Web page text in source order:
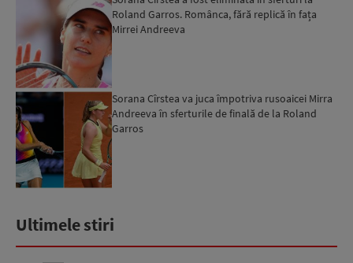
Roland Garros. Românca, fără replică în fața
Mirrei Andreeva
Sorana Cîrstea va juca împotriva rusoaicei Mirra
Andreeva în sferturile de finală de la Roland
Garros
Ultimele stiri